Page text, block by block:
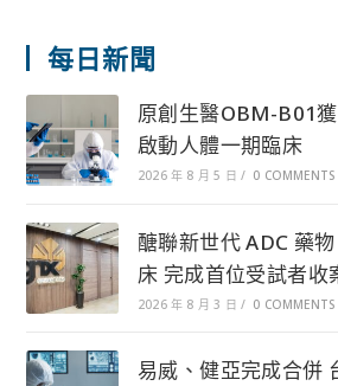
每日新聞
原創生醫OBM-B01
啟動人體一期臨床
2026 年 8 月 5 日 / 0 COMMENTS
醣聯新世代 ADC 藥
床 完成首位受試者收
2026 年 8 月 3 日 / 0 COMMENTS
易威、健亞完成合併